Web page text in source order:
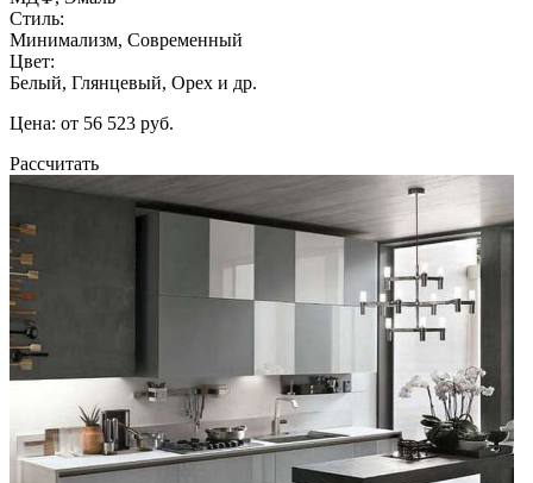
Стиль:
Минимализм, Современный
Цвет:
Белый, Глянцевый, Орех и др.
Цена: от 56 523 руб.
Рассчитать